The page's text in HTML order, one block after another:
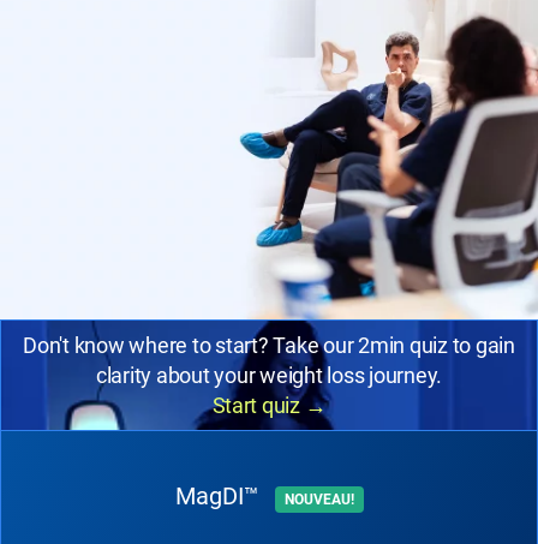
Don't know where to start? Take our 2min quiz to gain
clarity about your weight loss journey.
Start quiz →
MagDI™ NOUVEAU!